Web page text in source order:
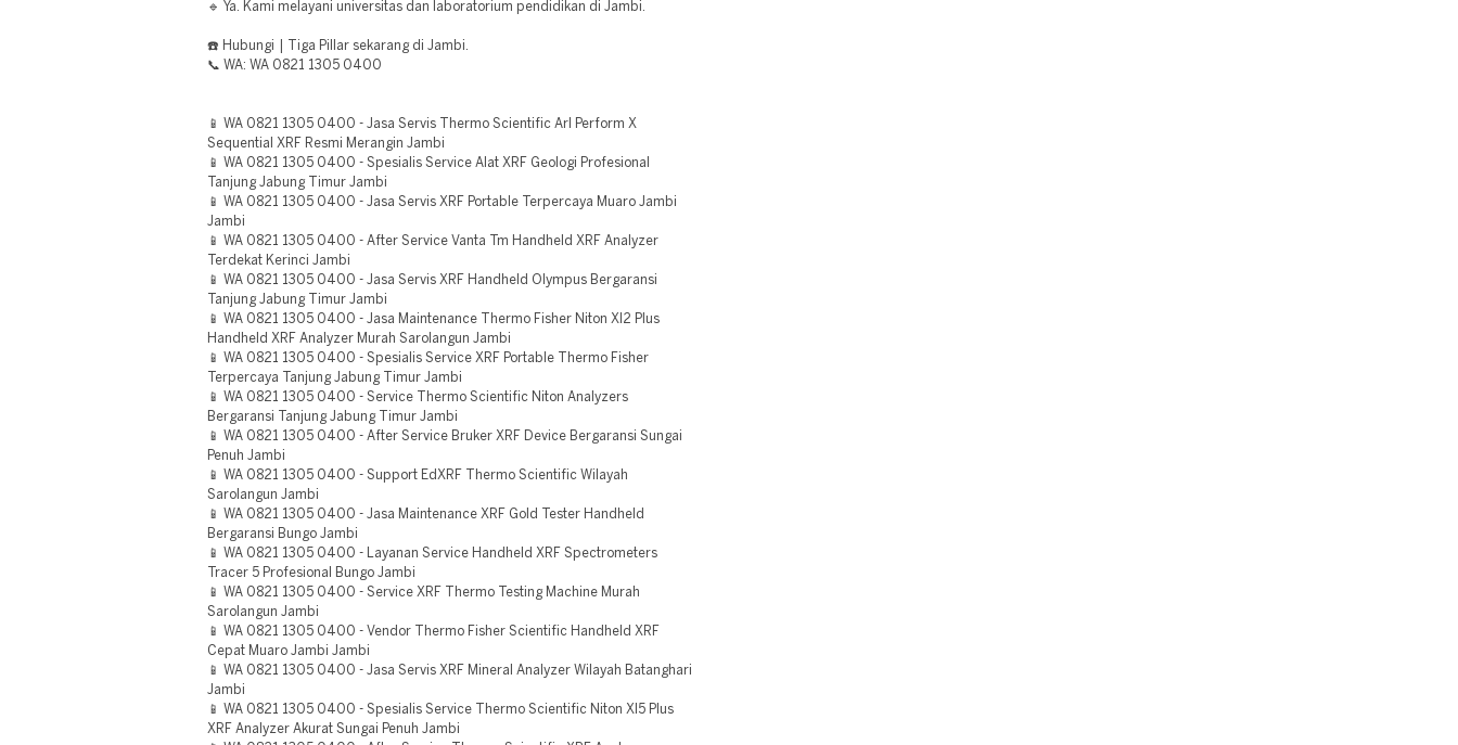
🔹 Ya. Kami melayani universitas dan laboratorium pendidikan di Jambi.
☎️ Hubungi | Tiga Pillar sekarang di Jambi.
📞 WA: WA 0821 1305 0400
📱 WA 0821 1305 0400 - Jasa Servis Thermo Scientific Arl Perform X
Sequential XRF Resmi Merangin Jambi
📱 WA 0821 1305 0400 - Spesialis Service Alat XRF Geologi Profesional
Tanjung Jabung Timur Jambi
📱 WA 0821 1305 0400 - Jasa Servis XRF Portable Terpercaya Muaro Jambi
Jambi
📱 WA 0821 1305 0400 - After Service Vanta Tm Handheld XRF Analyzer
Terdekat Kerinci Jambi
📱 WA 0821 1305 0400 - Jasa Servis XRF Handheld Olympus Bergaransi
Tanjung Jabung Timur Jambi
📱 WA 0821 1305 0400 - Jasa Maintenance Thermo Fisher Niton Xl2 Plus
Handheld XRF Analyzer Murah Sarolangun Jambi
📱 WA 0821 1305 0400 - Spesialis Service XRF Portable Thermo Fisher
Terpercaya Tanjung Jabung Timur Jambi
📱 WA 0821 1305 0400 - Service Thermo Scientific Niton Analyzers
Bergaransi Tanjung Jabung Timur Jambi
📱 WA 0821 1305 0400 - After Service Bruker XRF Device Bergaransi Sungai
Penuh Jambi
📱 WA 0821 1305 0400 - Support EdXRF Thermo Scientific Wilayah
Sarolangun Jambi
📱 WA 0821 1305 0400 - Jasa Maintenance XRF Gold Tester Handheld
Bergaransi Bungo Jambi
📱 WA 0821 1305 0400 - Layanan Service Handheld XRF Spectrometers
Tracer 5 Profesional Bungo Jambi
📱 WA 0821 1305 0400 - Service XRF Thermo Testing Machine Murah
Sarolangun Jambi
📱 WA 0821 1305 0400 - Vendor Thermo Fisher Scientific Handheld XRF
Cepat Muaro Jambi Jambi
📱 WA 0821 1305 0400 - Jasa Servis XRF Mineral Analyzer Wilayah Batanghari
Jambi
📱 WA 0821 1305 0400 - Spesialis Service Thermo Scientific Niton Xl5 Plus
XRF Analyzer Akurat Sungai Penuh Jambi